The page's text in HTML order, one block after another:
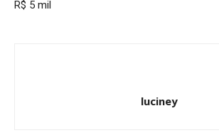
R$ 5 mil
luciney